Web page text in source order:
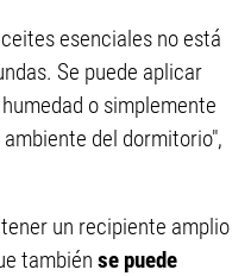
esenciales no está
Se puede aplicar
o simplemente
del dormitorio",
un recipiente amplio
también se puede